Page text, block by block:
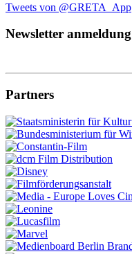
Tweets von @GRETA_App
Newsletter anmeldung
Partners